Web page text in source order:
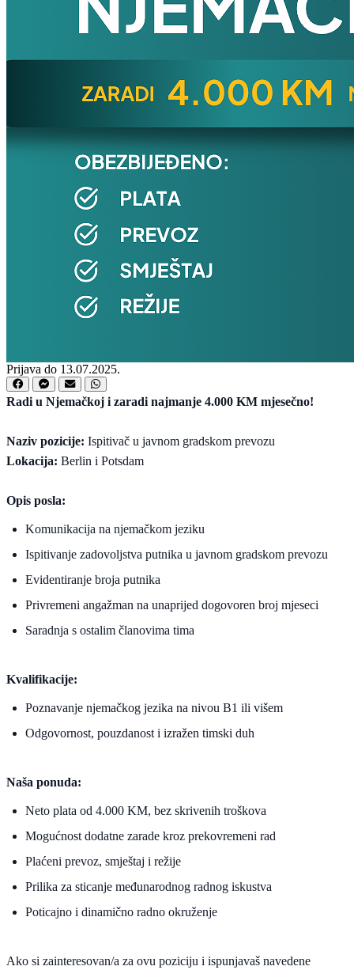
Prijava do 13.07.2025.
Radi u Njemačkoj i zaradi najmanje 4.000 KM mjesečno!
Naziv pozicije: Ispitivač u javnom gradskom prevozu
Lokacija: Berlin i Potsdam
Opis posla:
Komunikacija na njemačkom jeziku
Ispitivanje zadovoljstva putnika u javnom gradskom prevozu
Evidentiranje broja putnika
Privremeni angažman na unaprijed dogovoren broj mjeseci
Saradnja s ostalim članovima tima
Kvalifikacije:
Poznavanje njemačkog jezika na nivou B1 ili višem
Odgovornost, pouzdanost i izražen timski duh
Naša ponuda:
Neto plata od 4.000 KM, bez skrivenih troškova
Mogućnost dodatne zarade kroz prekovremeni rad
Plaćeni prevoz, smještaj i režije
Prilika za sticanje međunarodnog radnog iskustva
Poticajno i dinamično radno okruženje
Ako si zainteresovan/a za ovu poziciju i ispunjavaš navedene